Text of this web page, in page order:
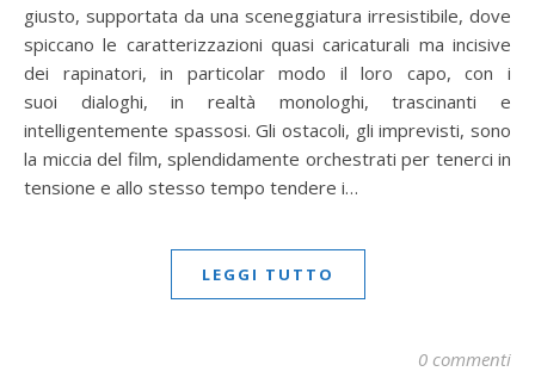
giusto, supportata da una sceneggiatura irresistibile, dove
spiccano le caratterizzazioni quasi caricaturali ma incisive
dei rapinatori, in particolar modo il loro capo, con i
suoi dialoghi, in realtà monologhi, trascinanti e
intelligentemente spassosi. Gli ostacoli, gli imprevisti, sono
la miccia del film, splendidamente orchestrati per tenerci in
tensione e allo stesso tempo tendere i…
LEGGI TUTTO
0 commenti